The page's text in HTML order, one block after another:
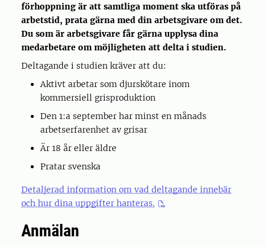
förhoppning är att samtliga moment ska utföras på
arbetstid, prata gärna med din arbetsgivare om det.
Du som är arbetsgivare får gärna upplysa dina
medarbetare om möjligheten att delta i studien.
Deltagande i studien kräver att du:
Aktivt arbetar som djurskötare inom
kommersiell grisproduktion
Den 1:a september har minst en månads
arbetserfarenhet av grisar
Är 18 år eller äldre
Pratar svenska
Detaljerad information om vad deltagande innebär
och hur dina uppgifter hanteras.
Anmälan